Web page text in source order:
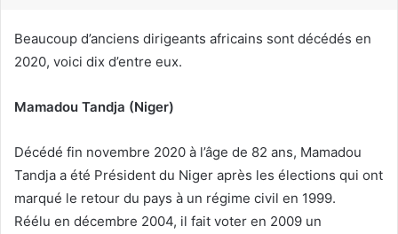
e
l
Beaucoup d’anciens dirigeants africains sont décédés en
2020, voici dix d’entre eux.
Mamadou Tandja (Niger)
Décédé fin novembre 2020 à l’âge de 82 ans, Mamadou
Tandja a été Président du Niger après les élections qui ont
marqué le retour du pays à un régime civil en 1999.
Réélu en décembre 2004, il fait voter en 2009 un